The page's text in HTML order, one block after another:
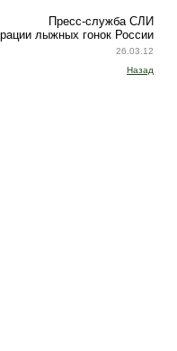
Пресс-служба СЛИ
лыжных гонок России
26.03.12
Назад